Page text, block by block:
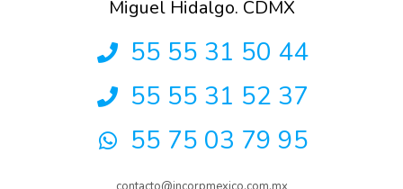
Miguel Hidalgo. CDMX
55 55 31 50 44
55 55 31 52 37
55 75 03 79 95